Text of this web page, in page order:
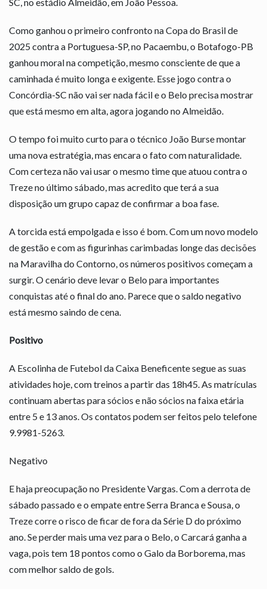
Como ganhou o primeiro confronto na Copa do Brasil de
2025 contra a Portuguesa-SP, no Pacaembu, o Botafogo-PB
ganhou moral na competição, mesmo consciente de que a
caminhada é muito longa e exigente. Esse jogo contra o
Concórdia-SC não vai ser nada fácil e o Belo precisa mostrar
que está mesmo em alta, agora jogando no Almeidão.
O tempo foi muito curto para o técnico João Burse montar
uma nova estratégia, mas encara o fato com naturalidade.
Com certeza não vai usar o mesmo time que atuou contra o
Treze no último sábado, mas acredito que terá a sua
disposição um grupo capaz de confirmar a boa fase.
A torcida está empolgada e isso é bom. Com um novo modelo
de gestão e com as figurinhas carimbadas longe das decisões
na Maravilha do Contorno, os números positivos começam a
surgir. O cenário deve levar o Belo para importantes
conquistas até o final do ano. Parece que o saldo negativo
está mesmo saindo de cena.
Positivo
A Escolinha de Futebol da Caixa Beneficente segue as suas
atividades hoje, com treinos a partir das 18h45. As matrículas
continuam abertas para sócios e não sócios na faixa etária
entre 5 e 13 anos. Os contatos podem ser feitos pelo telefone
9.9981-5263.
Negativo
E haja preocupação no Presidente Vargas. Com a derrota de
sábado passado e o empate entre Serra Branca e Sousa, o
Treze corre o risco de ficar de fora da Série D do próximo
ano. Se perder mais uma vez para o Belo, o Carcará ganha a
vaga, pois tem 18 pontos como o Galo da Borborema, mas
com melhor saldo de gols.